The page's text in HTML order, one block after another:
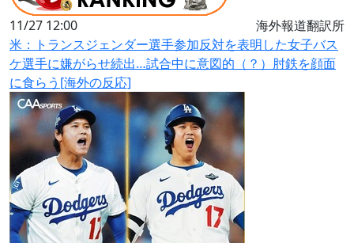
11/27 12:00
海外報道翻訳所
米：トランスジェンダー選手参加反対を表明した女子バス
ケ選手に嫌がらせ続出…試合中に意図的（？）肘鉄を顔面
に食らう[海外の反応]